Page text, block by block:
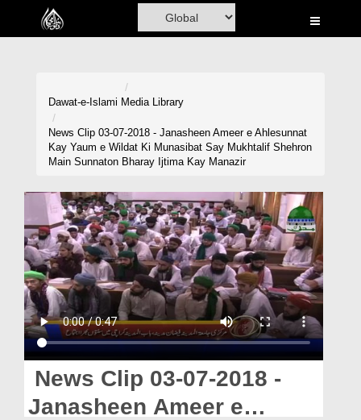
Home
Madani Channel
Volunteer Portal
Rohani Ilaj
Donation
Blog
Magazine
Our Websites
Dawat-e-Islami Media Library
News Clip 03-07-2018 - Janasheen Ameer e Ahlesunnat
Kay Yaum e Wildat Ki Munasibat Say Mukhtalif Shehron
Main Sunnaton Bharay Ijtima Kay Manazir
News Clip 03-07-2018 -
Janasheen Ameer e